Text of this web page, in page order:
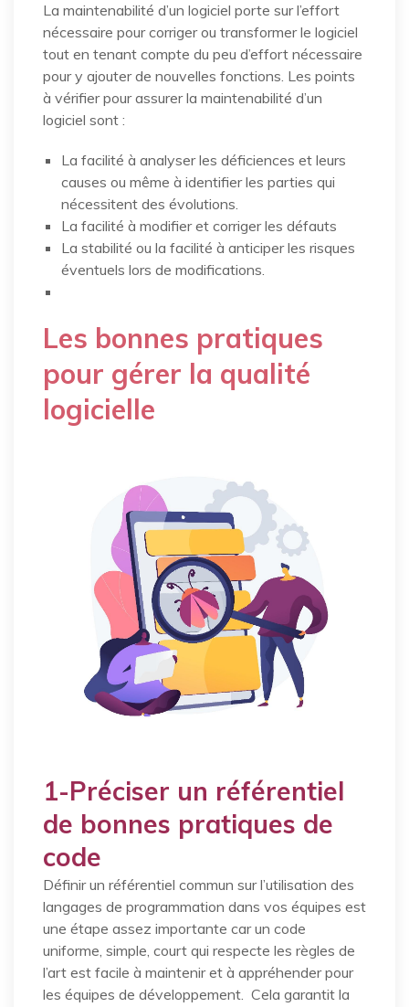
La maintenabilité d’un logiciel porte sur l’effort
nécessaire pour corriger ou transformer le logiciel
tout en tenant compte du peu d’effort nécessaire
pour y ajouter de nouvelles fonctions. Les points
à vérifier pour assurer la maintenabilité d’un
logiciel sont :
La facilité à analyser les déficiences et leurs
causes ou même à identifier les parties qui
nécessitent des évolutions.
La facilité à modifier et corriger les défauts
La stabilité ou la facilité à anticiper les risques
éventuels lors de modifications.
Les bonnes pratiques
pour gérer la qualité
logicielle
1-Préciser un référentiel
de bonnes pratiques de
code
Définir un référentiel commun sur l’utilisation des
langages de programmation dans vos équipes est
une étape assez importante car un code
uniforme, simple, court qui respecte les règles de
l’art est facile à maintenir et à appréhender pour
les équipes de développement. Cela garantit la